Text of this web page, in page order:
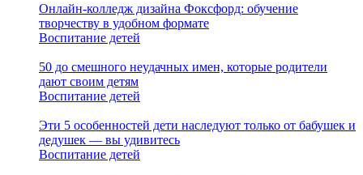
Онлайн-колледж дизайна Фоксфорд: обучение
творчеству в удобном формате
Воспитание детей
50 до смешного неудачных имен, которые родители
дают своим детям
Воспитание детей
Эти 5 особенностей дети наследуют только от бабушек и
дедушек — вы удивитесь
Воспитание детей